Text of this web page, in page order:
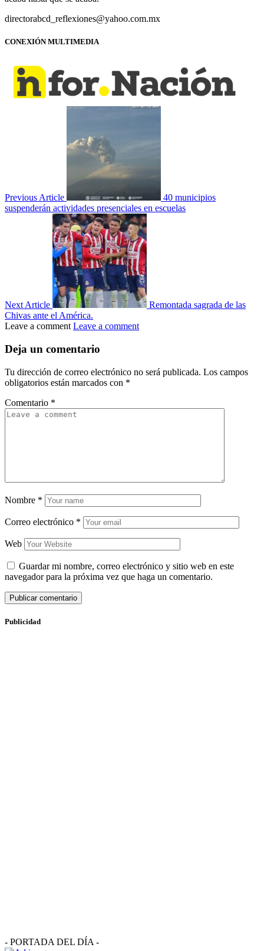
directorabcd_reflexiones@yahoo.com.mx
CONEXIÓN MULTIMEDIA
Previous Article
40 municipios
suspenderán actividades presenciales en escuelas
Next Article
Remontada sagrada de las
Chivas ante el América.
Leave a comment Leave a comment
Deja un comentario
Tu dirección de correo electrónico no será publicada. Los campos
obligatorios están marcados con *
Comentario *
Nombre *
Correo electrónico *
Web
Guardar mi nombre, correo electrónico y sitio web en este
navegador para la próxima vez que haga un comentario.
Publicidad
- PORTADA DEL DÍA -